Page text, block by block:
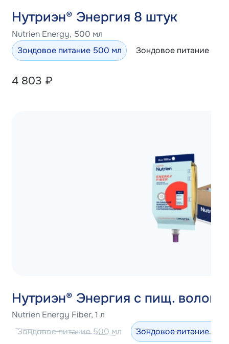
Нутриэн® Энергия 8 штук
Nutrien Energy, 500 мл
Зондовое питание 500 мл
Зондовое питание
4 803 ₽
Нутриэн® Энергия с пищ.
Nutrien Energy Fiber, 1 л
Зондовое питание 500 мл
Зондовое питание